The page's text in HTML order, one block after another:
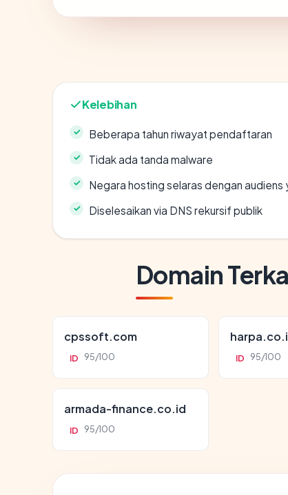
Kelebihan
Beberapa tahun riwayat pendaftaran
Tidak ada tanda malware
Negara hosting selaras dengan audiens
Diselesaikan via DNS rekursif publik
Domain
cpssoft.com
ID 95/100 ID 95/100
armada-finance.co.id
ID 95/100